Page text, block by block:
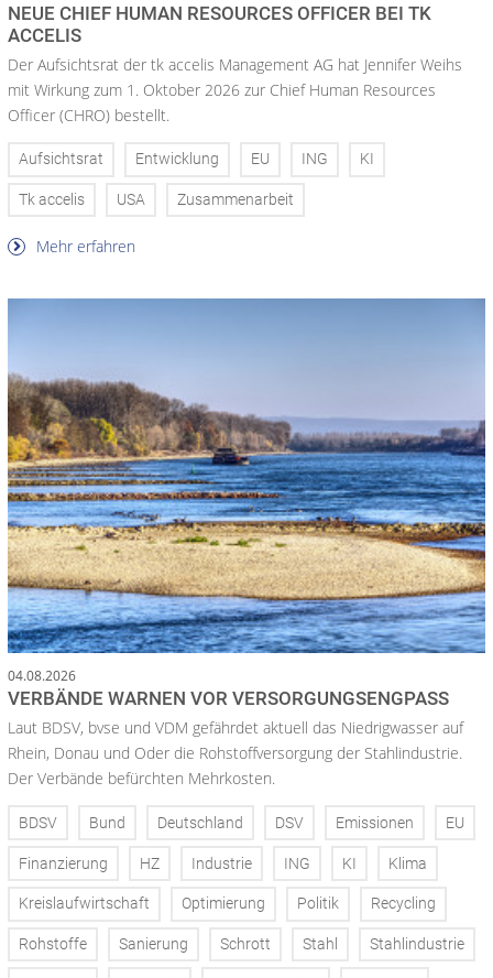
NEUE CHIEF HUMAN RESOURCES OFFICER BEI TK
ACCELIS
Der Aufsichtsrat der tk accelis Management AG hat Jennifer Weihs
mit Wirkung zum 1. Oktober 2026 zur Chief Human Resources
Officer (CHRO) bestellt.
Aufsichtsrat Entwicklung EU ING KI
Tk accelis USA Zusammenarbeit
Mehr erfahren
04.08.2026
VERBÄNDE WARNEN VOR VERSORGUNGSENGPASS
Laut BDSV, bvse und VDM gefährdet aktuell das Niedrigwasser auf
Rhein, Donau und Oder die Rohstoffversorgung der Stahlindustrie.
Der Verbände befürchten Mehrkosten.
BDSV Bund Deutschland DSV Emissionen EU
Finanzierung HZ Industrie ING KI Klima
Kreislaufwirtschaft Optimierung Politik Recycling
Rohstoffe Sanierung Schrott Stahl Stahlindustrie